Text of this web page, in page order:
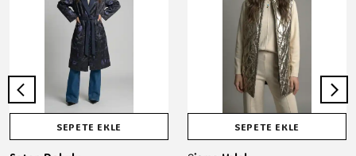
SEPETE EKLE SEPETE EKLE